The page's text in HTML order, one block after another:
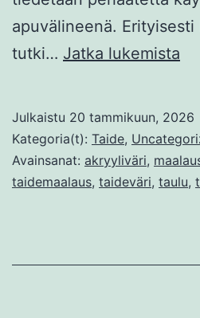
apuvälineenä.
tutki… Jatka lukemista
Julkaistu 20 tammikuun, 2026
Kategoria(t): Taide,
Avainsanat: akryyliväri,
taidemaalaus, taideväri, taulu,